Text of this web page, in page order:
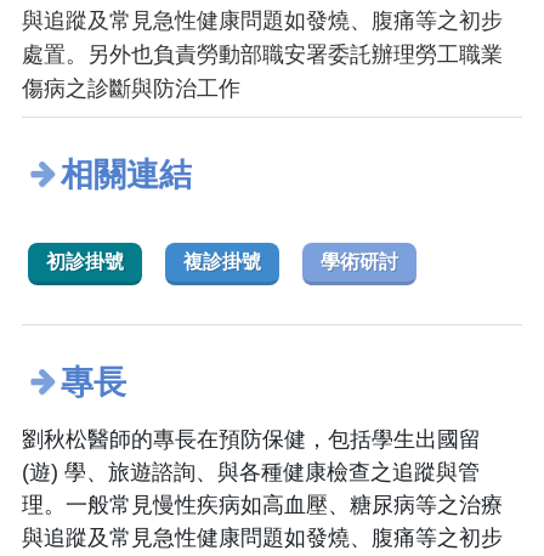
與追蹤及常見急性健康問題如發燒、腹痛等之初步
處置。另外也負責勞動部職安署委託辦理勞工職業
傷病之診斷與防治工作
相關連結
初診掛號 複診掛號 學術研討
專長
劉秋松醫師的專長在預防保健，包括學生出國留
(遊) 學、旅遊諮詢、與各種健康檢查之追蹤與管
理。一般常見慢性疾病如高血壓、糖尿病等之治療
與追蹤及常見急性健康問題如發燒、腹痛等之初步